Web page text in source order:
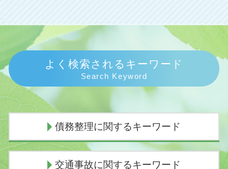
よく検索されるキーワード
Search Keyword
債務整理に関するキーワード
交通事故に関するキーワード